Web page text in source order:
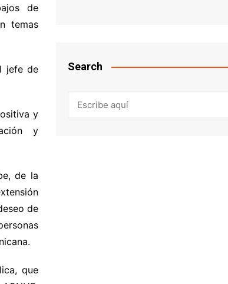
de
temas
jefe de
y
y
de la
de
que
Search